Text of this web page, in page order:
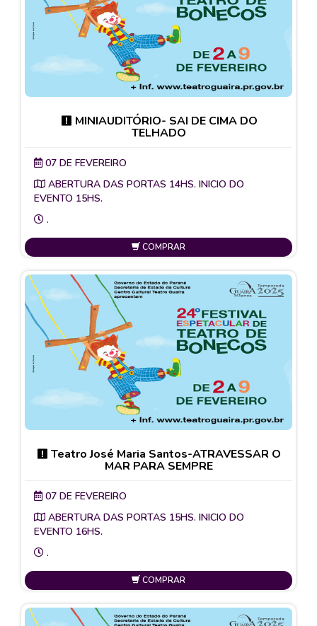
MINIAUDITÓRIO- SAI DE CIMA DO
TELHADO
07 DE FEVEREIRO
ABERTURA DAS PORTAS 14HS. INICIO DO
EVENTO 15HS.
.
COMPRAR
Teatro José Maria Santos-ATRAVESSAR O
MAR PARA SEMPRE
07 DE FEVEREIRO
ABERTURA DAS PORTAS 15HS. INICIO DO
EVENTO 16HS.
.
COMPRAR